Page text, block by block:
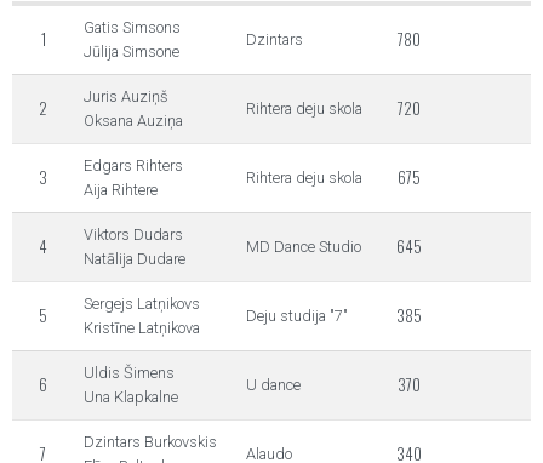
1
Gatis Simsons
Jūlija Simsone
Dzintars 780
2
Juris Auziņš
Oksana Auziņa
Rihtera deju skola 720
3
Edgars Rihters
Aija Rihtere
Rihtera deju skola 675
4
Viktors Dudars
Natālija Dudare
MD Dance Studio 645
5
Sergejs Latņikovs
Kristīne Latņikova
Deju studija "7" 385
6
Uldis Šimens
Una Klapkalne
U dance 370
7
Dzintars Burkovskis
Alaudo 340